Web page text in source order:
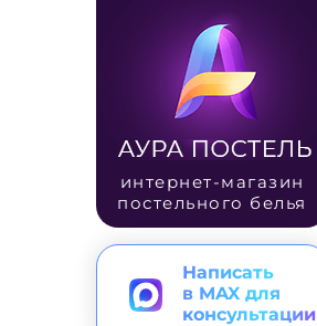
интернет-магазин
постельного белья
Написать
в MAX для
консультации